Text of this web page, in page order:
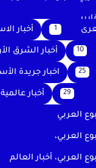
.
1 أخبار
10 أخبار الشرق
25 اخبار جريدة
29 أخبار
العربي
العربي،
العربي، أخبار العالم